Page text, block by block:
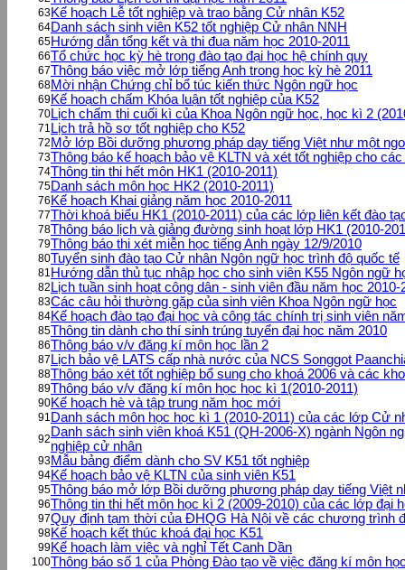
63Kế hoạch Lễ tốt nghiệp và trao bằng Cử nhân K52
64Danh sách sinh viên K52 tốt nghiệp Cử nhân NNH
65Hướng dẫn tổng kết và thi đua năm học 2010-2011
66Tổ chức học kỳ hè trong đào tạo đại học hệ chính quy
67Thông báo việc mở lớp tiếng Anh trong học kỳ hè 2011
68Mời nhận Chứng chỉ bổ túc kiến thức Ngôn ngữ học
69Kế hoạch chấm Khóa luận tốt nghiệp của K52
70 Lịch chấm thi cuối kì của Khoa Ngôn ngữ học, học kì 2
71 Lịch trả hồ sơ tốt nghiệp cho K52
72 Mở lớp Bồi dưỡng phương pháp dạy tiếng Việt như một
73Thông báo kế hoạch bảo vệ KLTN và xét tốt nghiệp cho
74Thông tin thi hết môn HK1 (2010-2011)
75Danh sách môn học HK2 (2010-2011)
76 Kế hoạch Khai giảng năm học 2010-2011
77Thời khoá biểu HK1 (2010-2011) của các lớp liên kết đào
78Thông báo lịch và giảng đường sinh hoạt lớp HK1 (2010-
79Thông báo thi xét miễn học tiếng Anh ngày 12/9/2010
80Tuyển sinh đào tạo Cử nhân Ngôn ngữ học trình độ quốc tế
81 Hướng dẫn thủ tục nhập học cho sinh viên K55 Ngôn ngữ
82 Lịch tuần sinh hoạt công dân - sinh viên đầu năm học
83Các câu hỏi thường gặp của sinh viên Khoa Ngôn ngữ học
84Kế hoạch đào tạo đại học và công tác chính trị sinh viên
85Thông tin dành cho thí sinh trúng tuyển đại học năm 2010
86Thông báo v/v đăng kí môn học lần 2
87 Lịch bảo vệ LATS cấp nhà nước của NCS Songgot
88Thông báo xét tốt nghiệp bổ sung cho khoá 2006 và các
89Thông báo v/v đăng kí môn học học kì 1(2010-2011)
90Kế hoạch hè và tập trung năm học mới
91 Danh sách môn học học kì 1 (2010-2011) của các lớp Cử
92 Danh sách sinh viên khoá K51 (QH-2006-X) ngành Ngôn
nghiệp cử nhân
93Mẫu bảng điểm dành cho SV K51 tốt nghiệp
94Kế hoạch bảo vệ KLTN của sinh viên K51
95Thông báo mở lớp Bồi dưỡng phương pháp dạy tiếng Việt
96Thông tin thi hết môn học kì 2 (2009-2010) của các lớp đại
97Quy định tạm thời của ĐHQG Hà Nội về các chương trình
98Kế hoạch kết thúc khoá đại học K51
99Kế hoạch làm việc và nghỉ Tết Canh Dần
100Thông báo số 1 của Phòng Đào tạo về việc đăng kí môn